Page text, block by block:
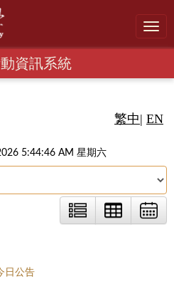
資訊系統
繁中| EN
5:44:47 AM 星期六
日公告